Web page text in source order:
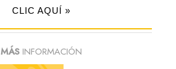
CLIC AQUÍ »
MÁSINFORMACIÓN